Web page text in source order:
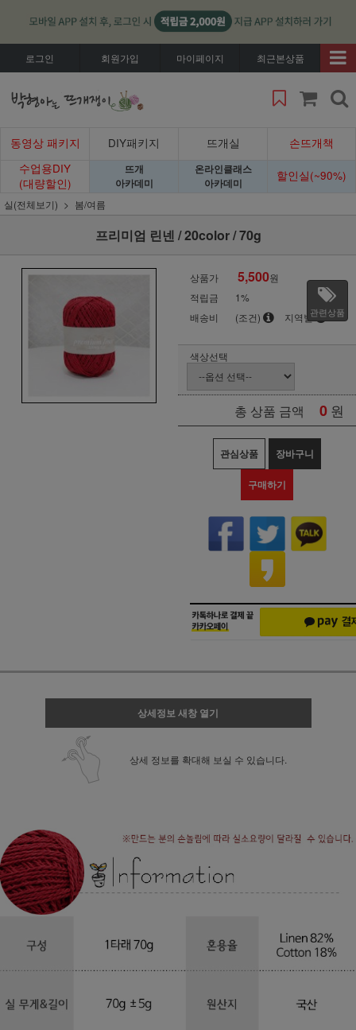
로그인 회원가입 마이페이지 최근본상품
동영상 패키지 DIY패키지 뜨개실
손뜨개책
수업용DIY
(대량할인)
뜨개
아카데미
온라인클래스
아카데미
할인실(~90%)
실(전체보기) 봄/여름
프리미엄 린넨 / 20color / 70g
상품가 5,500원
적립금
1%
배송비
(조건) 지역별관련상품
색상선택
총 상품 금액 0 원
관심상품 장바구니
구매하기
상세정보 새창 열기
상세 정보를 확대해 보실 수 있습니다.